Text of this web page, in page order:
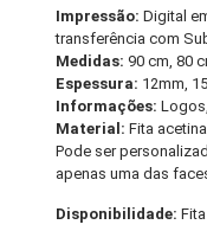
Impressão: Digital
transferência com
Medidas: 90 cm, 80
Espessura: 12mm,
Informações:
Material: Fita
Pode ser
apenas uma das
Disponibilidade: